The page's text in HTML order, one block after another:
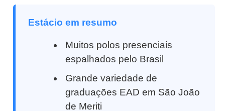
Estácio em resumo
Muitos polos presenciais
espalhados pelo Brasil
Grande variedade de
graduações EAD em São João
de Meriti